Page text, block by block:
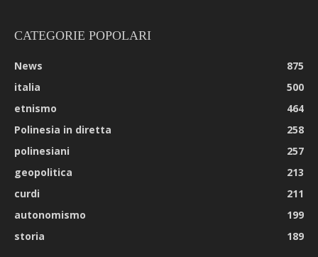
CATEGORIE POPOLARI
News
875
italia
500
etnismo
464
Polinesia in diretta
258
polinesiani
257
geopolitica
213
curdi
211
autonomismo
199
storia
189